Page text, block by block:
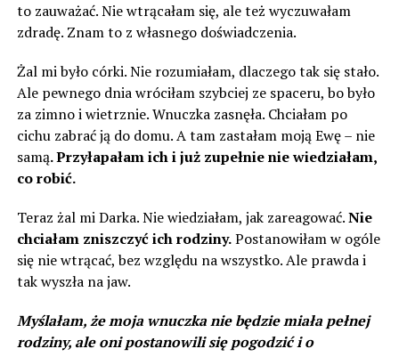
to zauważać. Nie wtrącałam się, ale też wyczuwałam
zdradę. Znam to z własnego doświadczenia.
Żal mi było córki. Nie rozumiałam, dlaczego tak się stało.
Ale pewnego dnia wróciłam szybciej ze spaceru, bo było
za zimno i wietrznie. Wnuczka zasnęła. Chciałam po
cichu zabrać ją do domu. A tam zastałam moją Ewę – nie
samą. Przyłapałam ich i już zupełnie nie wiedziałam,
co robić.
Teraz żal mi Darka. Nie wiedziałam, jak zareagować.Nie
chciałam zniszczyć ich rodziny.Postanowiłam w ogóle
się nie wtrącać, bez względu na wszystko. Ale prawda i
tak wyszła na jaw.
Myślałam, że moja wnuczka nie będzie miała pełnej
rodziny, ale oni postanowili się pogodzić i o